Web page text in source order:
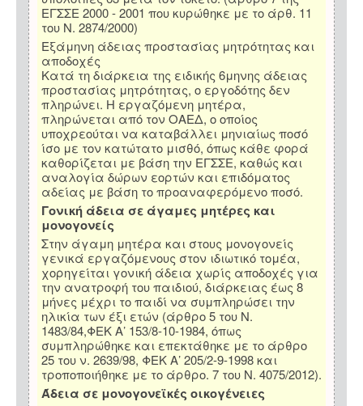
ΕΓΣΣΕ 2000 - 2001 που κυρώθηκε με το άρθ. 11
του Ν. 2874/2000)
Εξάμηνη άδειας προστασίας μητρότητας και
αποδοχές
Κατά τη διάρκεια της ειδικής 6μηνης άδειας
προστασίας μητρότητας, ο εργοδότης δεν
πληρώνει. Η εργαζόμενη μητέρα,
πληρώνεται από τον ΟΑΕΔ, ο οποίος
υποχρεούται να καταβάλλει μηνιαίως ποσό
ίσο με τον κατώτατο μισθό, όπως κάθε φορά
καθορίζεται με βάση την ΕΓΣΣΕ, καθώς και
αναλογία δώρων εορτών και επιδόματος
αδείας με βάση το προαναφερόμενο ποσό.
Γονική άδεια σε άγαμες μητέρες και
μονογονείς
Στην άγαμη μητέρα και στους μονογονείς
γενικά εργαζόμενους στον ιδιωτικό τομέα,
χορηγείται γονική άδεια χωρίς αποδοχές για
την ανατροφή του παιδιού, διάρκειας έως 8
μήνες μέχρι το παιδί να συμπληρώσει την
ηλικία των έξι ετών (άρθρο 5 του Ν.
1483/84,ΦΕΚ Α’ 153/8-10-1984, όπως
συμπληρώθηκε και επεκτάθηκε με το άρθρο
25 του ν. 2639/98, ΦΕΚ Α’ 205/2-9-1998 και
τροποποιήθηκε με το άρθρο. 7 του Ν. 4075/2012).
Άδεια σε μονογονεϊκές οικογένειες